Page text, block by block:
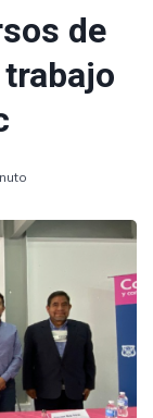
de